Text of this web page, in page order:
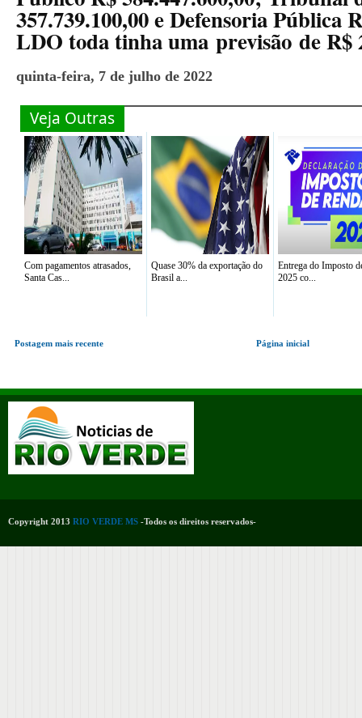
357.739.100,00 e Defensoria Pública
LDO toda tinha uma previsão de R$
quinta-feira, 7 de julho de 2022
Veja Outras
Com pagamentos atrasados,
Santa Cas...
Quase 30% da exportação do
Brasil a...
Entrega do Imposto
2025 co...
Postagem mais recente Página inicial
Copyright 2013 RIO VERDE MS -Todos os direitos reservados-